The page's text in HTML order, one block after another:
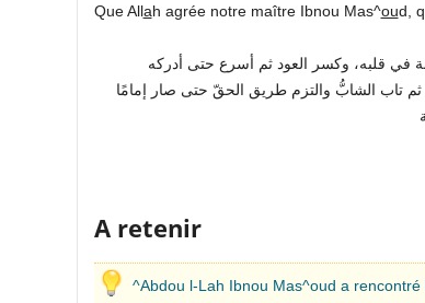
Que Allah agrée notre maître Ibnou Mas^oud,
في قلبه، وكسر العود ثم أسرع حتى أدركه
ثم تاب الشابُّ والتزم طريق الحقّ حتى صار إمامًا
A retenir
^Abdou l-Lah Ibnou Mas^oud a